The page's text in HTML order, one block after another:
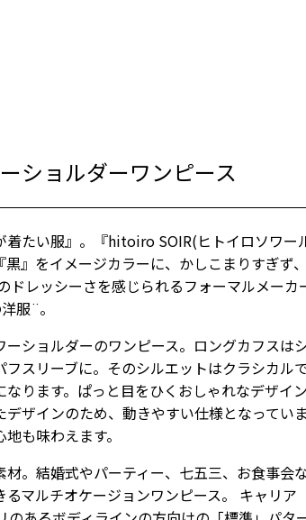
ショルダーワンピース
着たい服』。『hitoiro SOIR(ヒトイロソワー
』をイメージカラーに、かしこまりすぎず
ドレッシーさを感じられるフォーマルメーカ
服¨。
ショルダーのワンピース。ロングカフスは
スリーブに。そのシルエットはクラシカル
ります。ぱっと目をひくおしゃれなデザイ
ザインのため、動きやすい仕様となっていま
も味わえます。
。結婚式やパーティー、七五三、お食事会な
マルチオケージョンワンピース。 キャリア